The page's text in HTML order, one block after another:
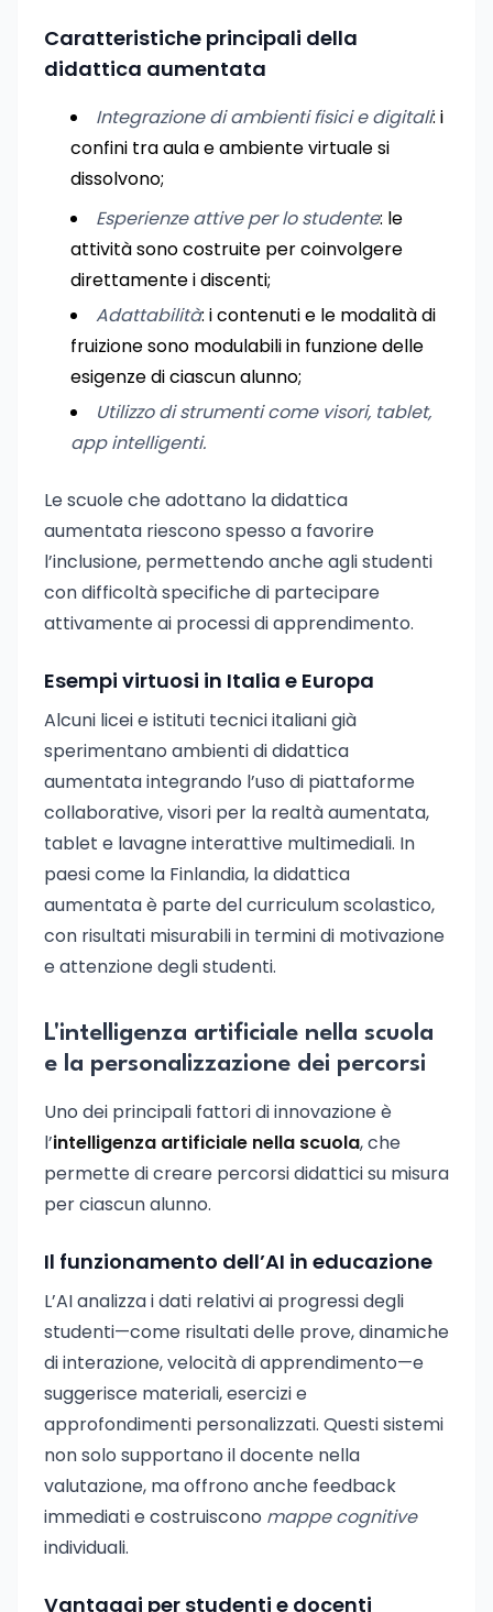
Caratteristiche principali della
didattica aumentata
Integrazione di ambienti fisici e digitali: i
confini tra aula e ambiente virtuale si
dissolvono;
Esperienze attive per lo studente: le
attività sono costruite per coinvolgere
direttamente i discenti;
Adattabilità: i contenuti e le modalità di
fruizione sono modulabili in funzione delle
esigenze di ciascun alunno;
Utilizzo di strumenti come visori, tablet,
app intelligenti.
Le scuole che adottano la didattica
aumentata riescono spesso a favorire
l’inclusione, permettendo anche agli studenti
con difficoltà specifiche di partecipare
attivamente ai processi di apprendimento.
Esempi virtuosi in Italia e Europa
Alcuni licei e istituti tecnici italiani già
sperimentano ambienti di didattica
aumentata integrando l’uso di piattaforme
collaborative, visori per la realtà aumentata,
tablet e lavagne interattive multimediali. In
paesi come la Finlandia, la didattica
aumentata è parte del curriculum scolastico,
con risultati misurabili in termini di motivazione
e attenzione degli studenti.
L'intelligenza artificiale nella scuola
e la personalizzazione dei percorsi
Uno dei principali fattori di innovazione è
l’intelligenza artificiale nella scuola, che
permette di creare percorsi didattici su misura
per ciascun alunno.
Il funzionamento dell’AI in educazione
L’AI analizza i dati relativi ai progressi degli
studenti—come risultati delle prove, dinamiche
di interazione, velocità di apprendimento—e
suggerisce materiali, esercizi e
approfondimenti personalizzati. Questi sistemi
non solo supportano il docente nella
valutazione, ma offrono anche feedback
immediati e costruiscono mappe cognitive
individuali.
Vantaggi per studenti e docenti